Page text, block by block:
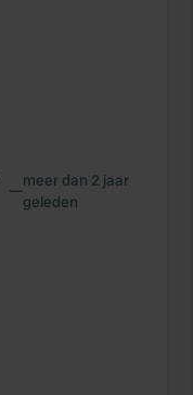
—meer dan 2 jaar
geleden